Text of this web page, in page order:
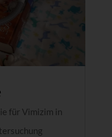
für Vimizim in